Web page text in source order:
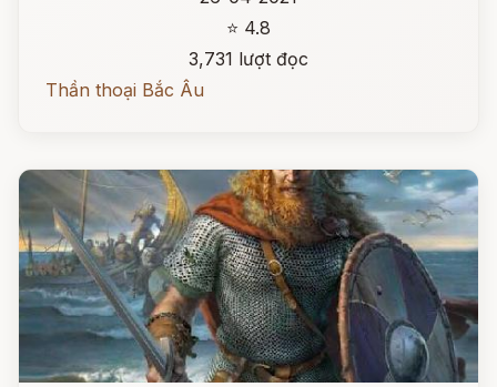
⭐ 4.8
3,731 lượt đọc
Thần thoại Bắc Âu